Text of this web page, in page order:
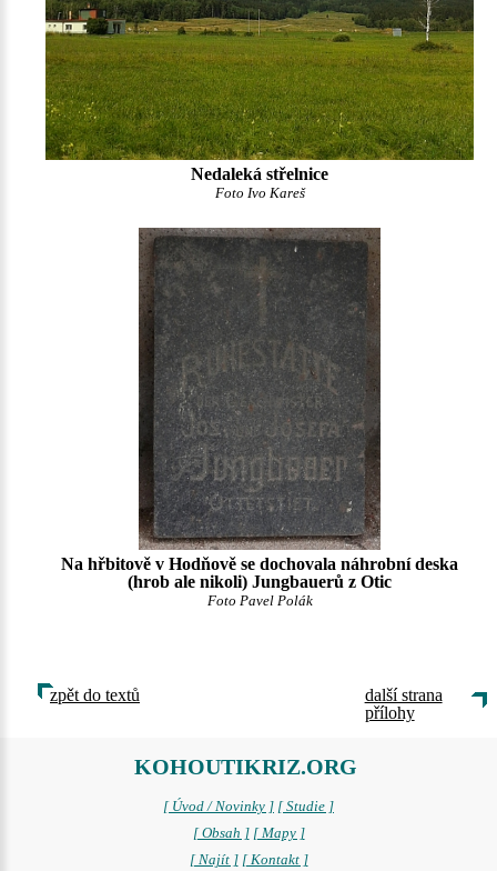
Nedaleká střelnice
Foto Ivo Kareš
Na hřbitově v Hodňově se dochovala náhrobní deska
(hrob ale nikoli) Jungbauerů z Otic
Foto Pavel Polák
zpět do textů
další strana
přílohy
KOHOUTIKRIZ.ORG
[ Úvod / Novinky ] [ Studie ]
[ Obsah ] [ Mapy ]
[ Najít ] [ Kontakt ]